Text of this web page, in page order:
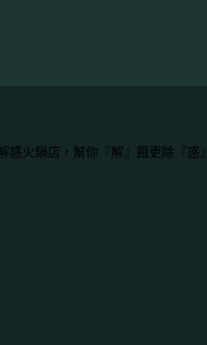
惑火鍋店，幫你『解』餓更除『惑』